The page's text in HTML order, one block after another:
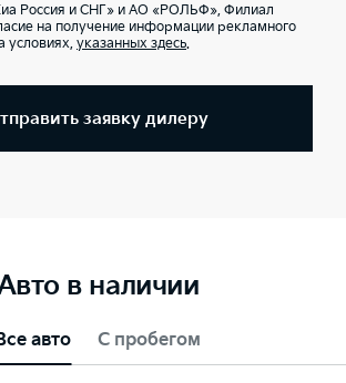
Россия и СНГ» и АО «РОЛЬФ», Филиал
на получение информации рекламного
условиях, указанных здесь.
заявку дилеру
в наличии
авто С пробегом